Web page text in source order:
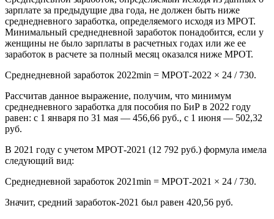
зарплате за предыдущие два года, не должен быть ниже
среднедневного заработка, определяемого исходя из МРОТ.
Минимальный среднедневной заработок понадобится, если у
женщины не было зарплаты в расчетных годах или же ее
заработок в расчете за полный месяц оказался ниже МРОТ.
Среднедневной заработок 2022min = МРОТ-2022 × 24 / 730.
Рассчитав данное выражение, получим, что минимум
среднедневного заработка для пособия по БиР в 2022 году
равен: с 1 января по 31 мая — 456,66 руб., с 1 июня — 502,32
руб.
В 2021 году с учетом МРОТ-2021 (12 792 руб.) формула имела
следующий вид:
Среднедневной заработок 2021min = МРОТ-2021 × 24 / 730.
Значит, средний заработок-2021 был равен 420,56 руб.